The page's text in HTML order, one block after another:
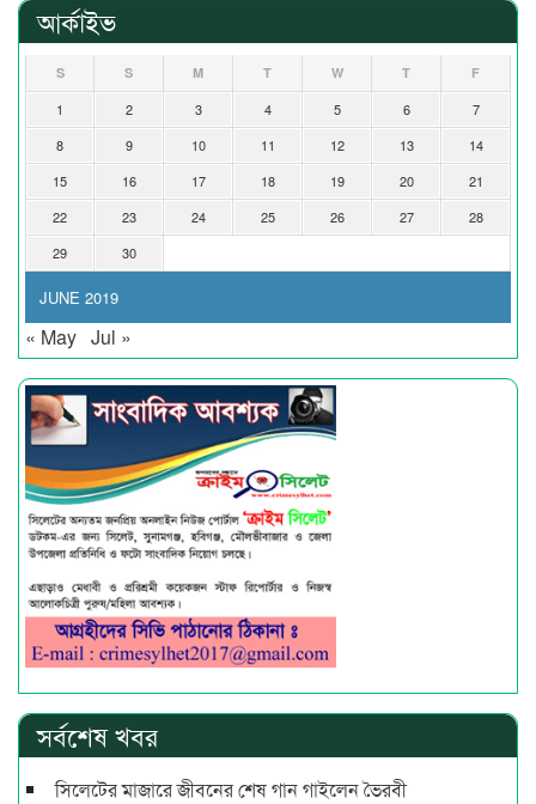
আর্কাইভ
JUNE 2019
S S M T W T F
1 2 3 4 5 6
7
8
9 10 11 12 13
14
15
16 17 18 19 20
21
22
23 24 25 26 27
28
29
30
« May Jul »
সর্বশেষ খবর
সিলেটের মাজারে জীবনের শেষ গান গাইলেন ভৈরবী